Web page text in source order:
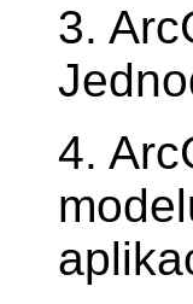
3.
4.